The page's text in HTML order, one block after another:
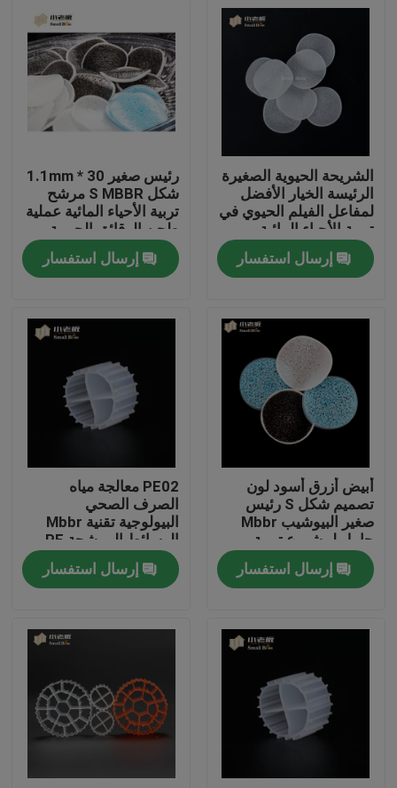
الصفحة الرئيسية
معلومات عنا
جولة في المعمل
مراقبة الجودة
اتصل بنا
الوسائط المرشحة MBBR
MBBR بيو ميديا
الشريحة الحيوية الصغيرة
الرئيسة الخيار الأفضل
لمفاعل الفيلم الحيوي في
تربية الأحياء المائية
إرسال استفسار
رئيس صغير 30 * 1.1mm
شكل S MBBR مرشح
تربية الأحياء المائية عملية
طحن الرقائق الحيوية
إرسال استفسار
أبيض أزرق أسود لون
تصميم شكل S رئيس
صغير البيوشيب Mbbr
حامل لمشروع تربية
الأحياء المائية
إرسال استفسار
PE02 معالجة مياه
الصرف الصحي
البيولوجية تقنية Mbbr
الوسائط المرشحة PE
مواد البوليمر SBR
التكنولوجياإرسال استفسار